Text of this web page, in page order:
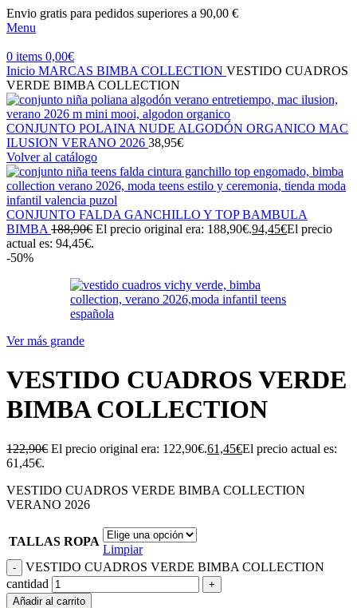
Envio gratis para pedidos superiores a 90,00 €
Menu
0 items 0,00€
Inicio MARCAS BIMBA COLLECTION VESTIDO CUADROS
VERDE BIMBA COLLECTION
CONJUNTO POLAINA NUDE ALGODÓN ORGANICO MAC
ILUSION VERANO 2026 38,95€
Volver al catálogo
CONJUNTO FALDA GANCHILLO Y TOP BAMBULA
BIMBA 188,90€ El precio original era: 188,90€.94,45€El precio
actual es: 94,45€.
-50%
Ver más grande
VESTIDO CUADROS VERDE
BIMBA COLLECTION
122,90€ El precio original era: 122,90€.61,45€El precio actual es:
61,45€.
VESTIDO CUADROS VERDE BIMBA COLLECTION
VERANO 2026
TALLAS ROPA
Limpiar
VESTIDO CUADROS VERDE BIMBA COLLECTION
cantidad
Añadir al carrito